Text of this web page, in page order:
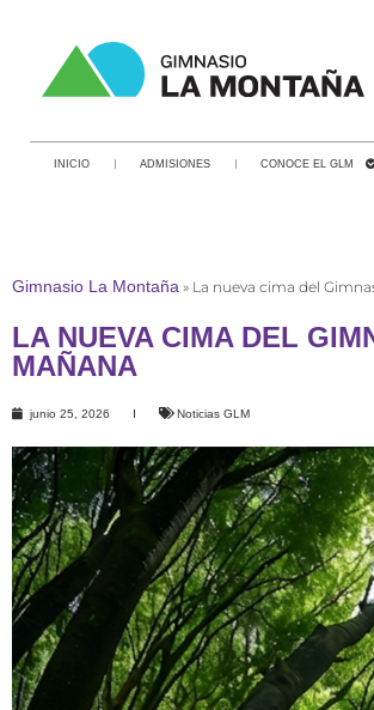
INICIO ADMISIONES CONOCE EL GLM
Gimnasio La Montaña » La nueva cima del
LA NUEVA CIMA DEL
MAÑANA
junio 25, 2026 Noticias GLM